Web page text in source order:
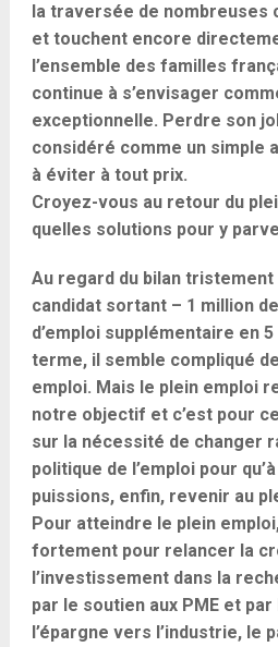
la traversée de nombreuses
et touchent encore
l’ensemble des familles
continue à s’envisager
exceptionnelle. Perdre son
considéré comme un simple
à éviter à tout prix.
Croyez-vous au retour du
quelles solutions pour y
Au regard du bilan
candidat sortant – 1 million
d’emploi supplémentaire en
terme, il semble compliqué
emploi. Mais le plein emploi
notre objectif et c’est pour
sur la nécessité de changer
politique de l’emploi pour
puissions, enfin, revenir au
Pour atteindre le plein
fortement pour relancer la
l’investissement dans la
par le soutien aux PME et
l’épargne vers l’industrie, le